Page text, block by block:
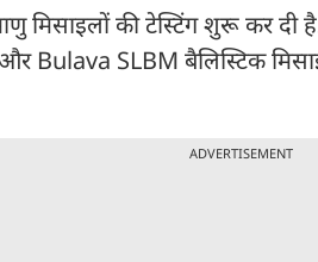
की टेस्टिंग शुरू कर दी
Bulava SLBM बैलिस्टिक
ADVERTISEMENT